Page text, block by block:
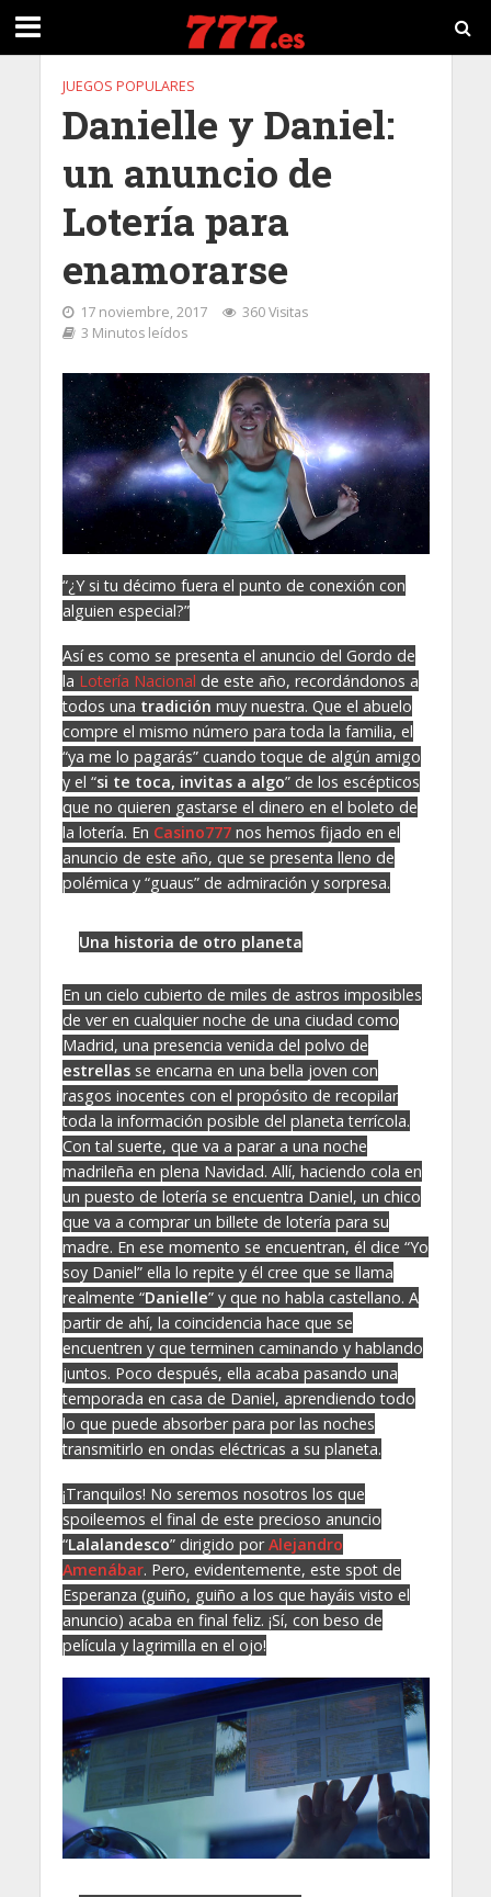
JUEGOS POPULARES
Danielle y Daniel:
un anuncio de
Lotería para
enamorarse
17 noviembre, 2017
360 Visitas
3 Minutos leídos
“¿Y si tu décimo fuera el punto de conexión con
alguien especial?”
Así es como se presenta el anuncio del Gordo de
la Lotería Nacional de este año, recordándonos a
todos una tradición muy nuestra. Que el abuelo
compre el mismo número para toda la familia, el
“ya me lo pagarás” cuando toque de algún amigo
y el “si te toca, invitas a algo” de los escépticos
que no quieren gastarse el dinero en el boleto de
la lotería. En Casino777nos hemos fijado en el
anuncio de este año, que se presenta lleno de
polémica y “guaus” de admiración y sorpresa.
Una historia de otro planeta
En un cielo cubierto de miles de astros imposibles
de ver en cualquier noche de una ciudad como
Madrid, una presencia venida del polvo de
estrellasse encarna en una bella joven con
rasgos inocentes con el propósito de recopilar
toda la información posible del planeta terrícola.
Con tal suerte, que va a parar a una noche
madrileña en plena Navidad. Allí, haciendo cola en
un puesto de lotería se encuentra Daniel, un chico
que va a comprar un billete de lotería para su
madre. En ese momento se encuentran, él dice “Yo
soy Daniel” ella lo repite y él cree que se llama
realmente “Danielle” y que no habla castellano. A
partir de ahí, la coincidencia hace que se
encuentren y que terminen caminando y hablando
juntos. Poco después, ella acaba pasando una
temporada en casa de Daniel, aprendiendo todo
lo que puede absorber para por las noches
transmitirlo en ondas eléctricas a su planeta.
¡Tranquilos! No seremos nosotros los que
spoileemos el final de este precioso anuncio
“Lalalandesco” dirigido porAlejandro
Amenábar. Pero, evidentemente, este spot de
Esperanza (guiño, guiño a los que hayáis visto el
anuncio) acaba en final feliz. ¡Sí, con beso de
película y lagrimilla en el ojo!